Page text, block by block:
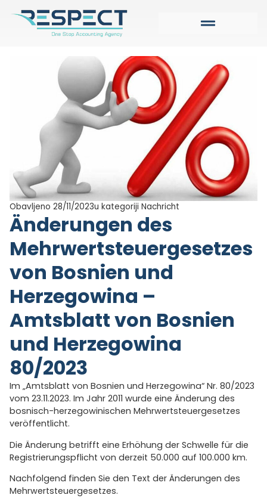
Obavljeno 28/11/2023u kategoriji Nachricht
Änderungen des
Mehrwertsteuergesetzes
von Bosnien und
Herzegowina –
Amtsblatt von Bosnien
und Herzegowina
80/2023
Im „Amtsblatt von Bosnien und Herzegowina“ Nr. 80/2023
vom 23.11.2023. Im Jahr 2011 wurde eine Änderung des
bosnisch-herzegowinischen Mehrwertsteuergesetzes
veröffentlicht.
Die Änderung betrifft eine Erhöhung der Schwelle für die
Registrierungspflicht von derzeit 50.000 auf 100.000 km.
Nachfolgend finden Sie den Text der Änderungen des
Mehrwertsteuergesetzes.